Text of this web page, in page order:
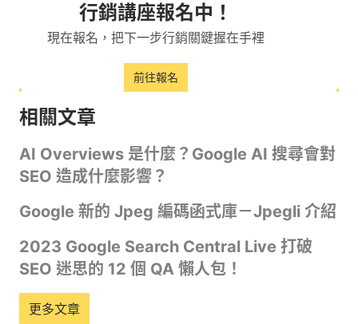
行銷講座報名中！
現在報名，把下一步行銷關鍵握在手裡
前往報名
分享至
相關文章
AI Overviews 是什麼？Google AI 搜尋會對
SEO 造成什麼影響？
Google 新的 Jpeg 編碼函式庫－Jpegli 介紹
2023 Google Search Central Live 打破
SEO 迷思的 12 個 QA 懶人包！
更多文章